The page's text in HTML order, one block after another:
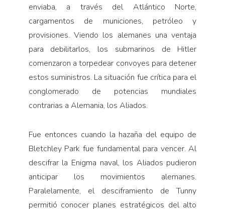
enviaba, a través del Atlántico Norte,
cargamentos de municiones, petróleo y
provisiones. Viendo los alemanes una ventaja
para debilitarlos, los submarinos de Hitler
comenzaron a torpedear convoyes para detener
estos suministros. La situación fue crítica para el
conglomerado de potencias mundiales
contrarias a Alemania, los Aliados.
Fue entonces cuando la hazaña del equipo de
Bletchley Park fue fundamental para vencer. Al
descifrar la Enigma naval, los Aliados pudieron
anticipar los movimientos alemanes.
Paralelamente, el desciframiento de Tunny
permitió conocer planes estratégicos del alto